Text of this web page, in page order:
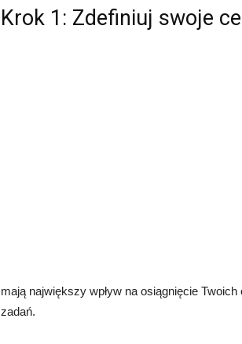
Krok 1: Zdefiniuj swoje
mają największy wpływ na osiągnięcie
zadań.